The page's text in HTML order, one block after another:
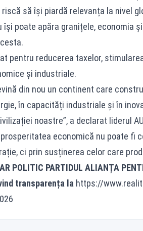
să își piardă relevanța la nivel
își poate apăra granițele, economia
pentru reducerea taxelor,
și industriale.
din nou un continent care
în capacități industriale și în
noastre”, a declarat liderul
economică nu poate fi
ci prin susținerea celor care
POLITIC PARTIDUL ALIANȚA
transparența la https://